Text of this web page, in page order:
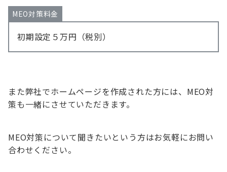
MEO対策料金
初期設定５万円（税別）
また弊社でホームページを作成された方には、MEO対
策も一緒にさせていただきます。
MEO対策について聞きたいという方はお気軽にお問い
合わせください。